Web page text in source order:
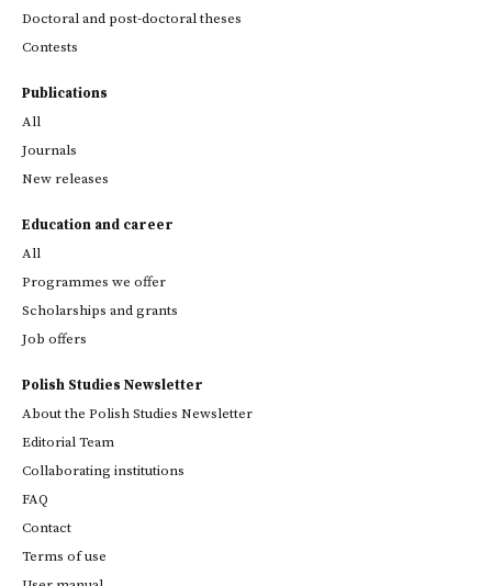
Doctoral and post-doctoral theses
Contests
Publications
All
Journals
New releases
Education and career
All
Programmes we offer
Scholarships and grants
Job offers
Polish Studies Newsletter
About the Polish Studies Newsletter
Editorial Team
Collaborating institutions
FAQ
Contact
Terms of use